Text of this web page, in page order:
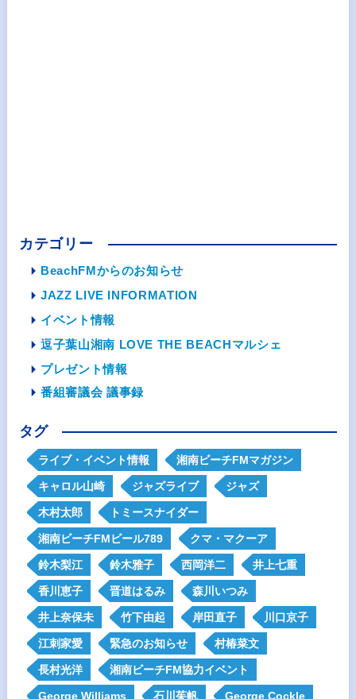
カテゴリー
BeachFMからのお知らせ
JAZZ LIVE INFORMATION
イベント情報
逗子葉山湘南 LOVE THE BEACHマルシェ
プレゼント情報
番組審議会 議事録
タグ
ライブ・イベント情報 湘南ビーチFMマガジン
キャロル山崎 ジャズライブ ジャズ
木村太郎 トミースナイダー
湘南ビーチFMビール789 クマ・マクーア
鈴木梨江 鈴木雅子 西岡洋二 井上七重
香川恵子 晋道はるみ 森川いつみ
井上奈保未 竹下由起 岸田直子 川口京子
江刺家愛 緊急のお知らせ 村椿菜文
長村光洋 湘南ビーチFM協力イベント
George Williams 石川茱帆 George Cockle